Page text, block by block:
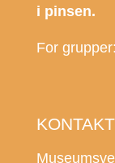
i pinsen.
For
KONTAKT